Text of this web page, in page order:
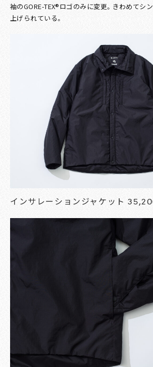
袖のGORE-TEX®ロゴのみに変更。きわめてシ
上げられている。
インサレーションジャケット 35,200